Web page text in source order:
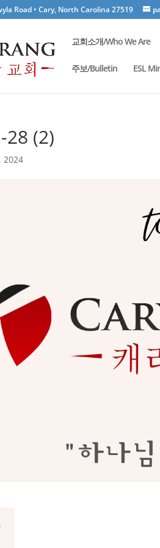
Road • Cary, North Carolina 27519
교회소개/Who We Are
주보/Bulletin ESL
28 (2)
2024